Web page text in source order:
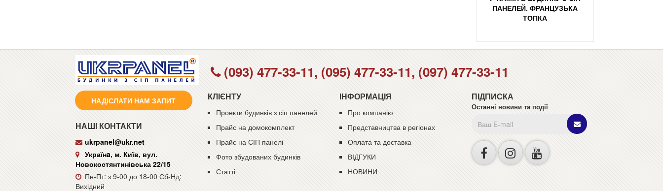
ПАНЕЛЕЙ. ФРАНЦУЗЬКА
ТОПКА
(093) 477-33-11, (095) 477-33-11, (097) 477-33-11
НАДІСЛАТИ НАМ ЗАПИТ
НАШІ КОНТАКТИ
ukrpanel@ukr.net
Українa, м. Київ, вул.
Новокостянтинівська 22/15
Пн-Пт: з 9-00 до 18-00 Сб-Нд:
Вихідний
КЛІЄНТУ
Проекти будинків з сіп панелей
Прайс на домокомплект
Прайс на СІП панелі
Фото збудованих будинків
Статті
ІНФОРМАЦІЯ
Про компанію
Представництва в регіонах
Оплата та доставка
ВІДГУКИ
НОВИНИ
ПІДПИСКА
Останні новини та події